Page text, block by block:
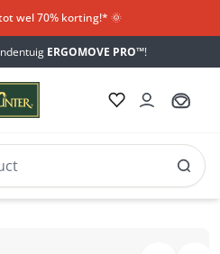
wel 70% korting!*​ 🌞
ERGOMOVE PRO™!